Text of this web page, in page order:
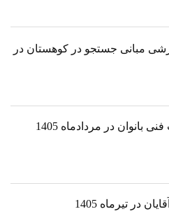
مبانی جستجو در کوهستان در
بانوان در مردادماه 1405
در تیرماه 1405